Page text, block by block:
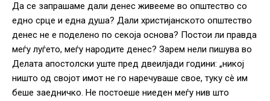
Да се запрашаме дали денес живееме во општество со
едно срце и една душа? Дали христијанското општество
денес не е поделено по секоја основа? Постои ли правда
меѓу луѓето, меѓу народите денес? Зарем нели пишува во
Делата апостолски уште пред двеилјади години: „никој
ништо од својот имот не го наречуваше свое, туку сè им
беше заедничко. Не постоеше ниеден меѓу нив што